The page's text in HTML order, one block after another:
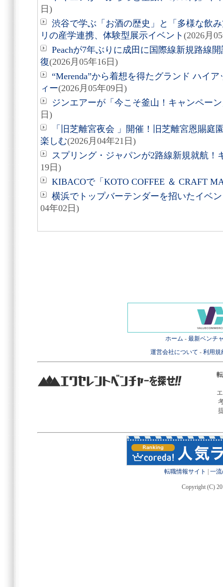
日)
渋谷で学ぶ「お酒の歴史」と「多様な飲
リの産学連携、体験型展示イベント (2026月
Peachが7年ぶりに成田に国際線新規路線
復(2026月05年16日)
“Merenda”から着想を得たグランド ハイ
ィー(2026月05年09日)
ジンエアーが「今こそ釜山！キャンペー
日)
「旧芝離宮夜会 」開催！旧芝離宮恩賜庭
楽しむ(2026月04年21日)
スプリング・ジャパンが2路線新規就航！
19日)
KIBACOで「KOTO COFFEE ＆ CRAFT
横浜でトップバーテンダーを招いたイベ
04年02日)
ホーム - 最新ベンチ
運営会社について - 利用規
転職情報サイト 一
Copyright (C)